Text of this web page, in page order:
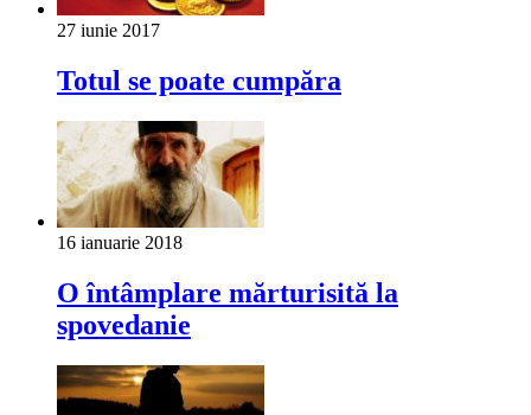
27 iunie 2017
Totul se poate cumpăra
16 ianuarie 2018
O întâmplare mărturisită la
spovedanie